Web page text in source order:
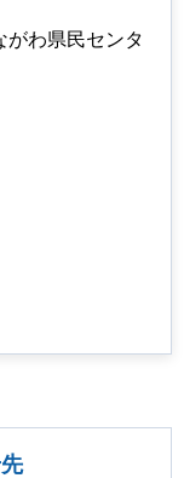
がわ県民センタ